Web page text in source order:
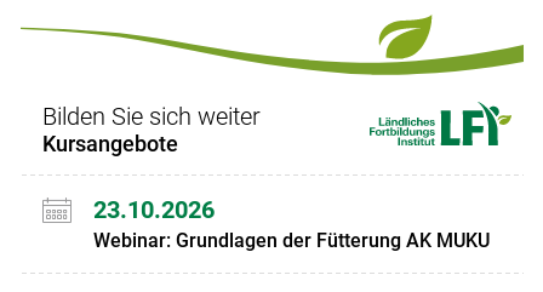
Bilden Sie sich weiter
Kursangebote
23.10.2026
Webinar: Grundlagen der Fütterung AK MUKU